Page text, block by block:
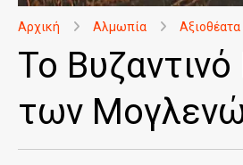
Αρχική Αλμωπία Αξιοθέατα
Το
των